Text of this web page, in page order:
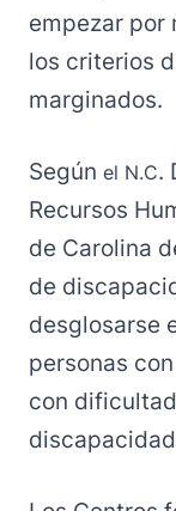
empezar por
los criterios
marginados.
Según el N.C.
Recursos
de Carolina
de
desglosarse
personas
con